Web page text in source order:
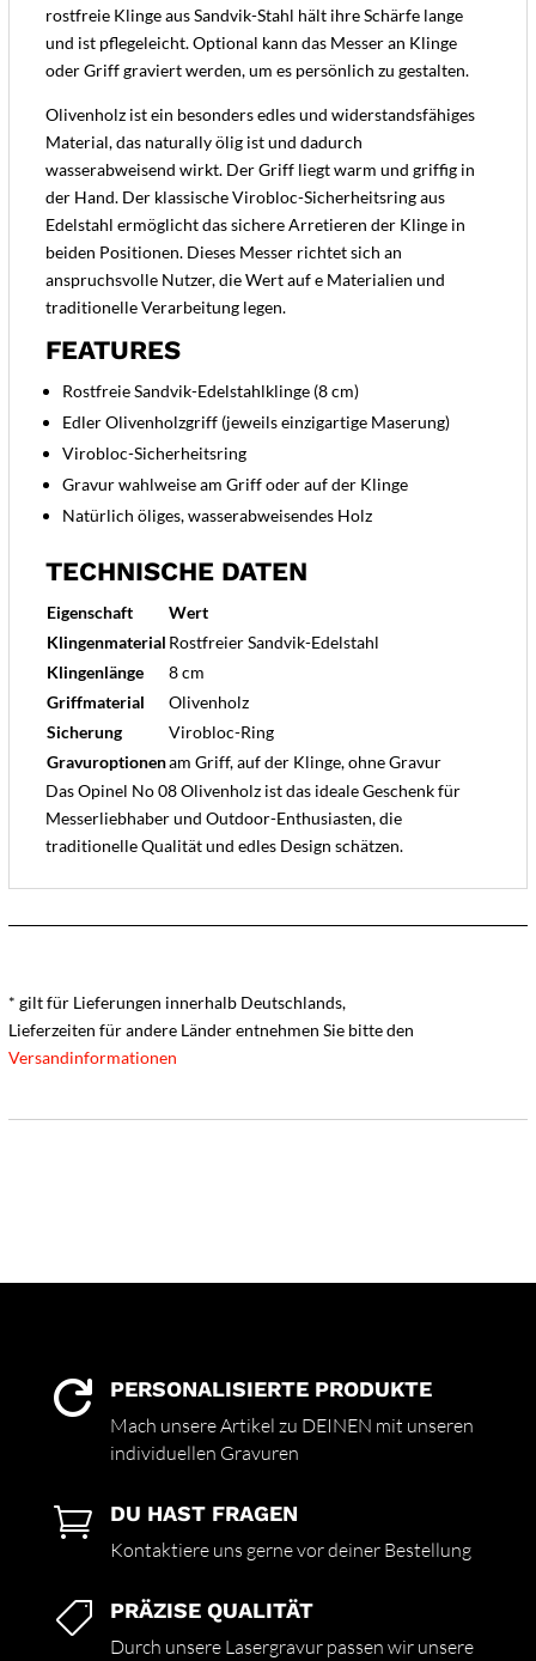
rostfreie Klinge aus Sandvik-Stahl hält ihre Schärfe lange
und ist pflegeleicht. Optional kann das Messer an Klinge
oder Griff graviert werden, um es persönlich zu gestalten.
Olivenholz ist ein besonders edles und widerstandsfähiges
Material, das naturally ölig ist und dadurch
wasserabweisend wirkt. Der Griff liegt warm und griffig in
der Hand. Der klassische Virobloc-Sicherheitsring aus
Edelstahl ermöglicht das sichere Arretieren der Klinge in
beiden Positionen. Dieses Messer richtet sich an
anspruchsvolle Nutzer, die Wert auf e Materialien und
traditionelle Verarbeitung legen.
FEATURES
Rostfreie Sandvik-Edelstahlklinge (8 cm)
Edler Olivenholzgriff (jeweils einzigartige Maserung)
Virobloc-Sicherheitsring
Gravur wahlweise am Griff oder auf der Klinge
Natürlich öliges, wasserabweisendes Holz
TECHNISCHE DATEN
Eigenschaft
Wert
Klingenmaterial Rostfreier Sandvik-Edelstahl
Klingenlänge
8 cm
Griffmaterial
Olivenholz
Sicherung
Virobloc-Ring
Gravuroptionenam Griff, auf der Klinge, ohne Gravur
Das Opinel No 08 Olivenholz ist das ideale Geschenk für
Messerliebhaber und Outdoor-Enthusiasten, die
traditionelle Qualität und edles Design schätzen.
* gilt für Lieferungen innerhalb Deutschlands,
Lieferzeiten für andere Länder entnehmen Sie bitte den
Versandinformationen
 PERSONALISIERTE PRODUKTE
Mach unsere Artikel zu DEINEN mit unseren
individuellen Gravuren
 DU HAST FRAGEN
Kontaktiere uns gerne vor deiner Bestellung
 PRÄZISE QUALITÄT
Durch unsere Lasergravur passen wir unsere